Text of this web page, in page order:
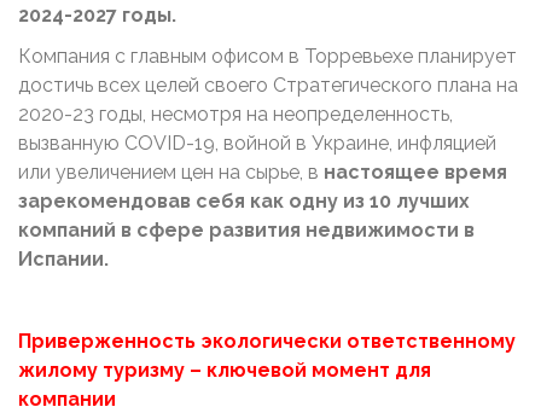
2024-2027 годы.
Компания с главным офисом в Торревьехе планирует
достичь всех целей своего Стратегического плана на
2020-23 годы, несмотря на неопределенность,
вызванную COVID-19, войной в Украине, инфляцией
или увеличением цен на сырье, в настоящее время
зарекомендовав себя как одну из 10 лучших
компаний в сфере развития недвижимости в
Испании.
Приверженность экологически ответственному
жилому туризму – ключевой момент для
компании